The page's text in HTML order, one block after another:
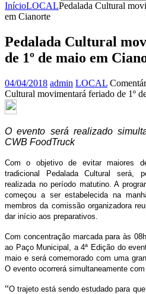
InícioLOCALPedalada Cultural
em Cianorte
Pedalada Cultural
de 1º de maio em
04/04/2018 admin LOCAL
Cultural movimentará feriado de 1º
O evento será realizado
CWB FoodTruck
Com o objetivo de evitar maiores
tradicional Pedalada Cultural será,
realizada no período matutino. A
começou a ser estabelecida na
membros da comissão organizadora
dar início aos preparativos.
Com concentração marcada para às
ao Paço Municipal, a 4ª Edição do
maio e será comemorado com uma
O evento ocorrerá simultaneamente
“O trajeto está sendo estudado para